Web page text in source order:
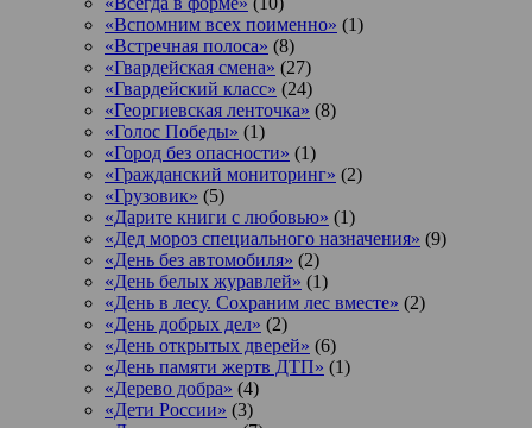
«Вспомним всех поименно» (1)
«Встречная полоса» (8)
«Гвардейская смена» (27)
«Гвардейский класс» (24)
«Георгиевская ленточка» (8)
«Голос Победы» (1)
«Город без опасности» (1)
«Гражданский мониторинг» (2)
«Грузовик» (5)
«Дарите книги с любовью» (1)
«Дед мороз специального назначения» (9)
«День без автомобиля» (2)
«День белых журавлей» (1)
«День в лесу. Сохраним лес вместе» (2)
«День добрых дел» (2)
«День открытых дверей» (6)
«День памяти жертв ДТП» (1)
«Дерево добра» (4)
«Дети России» (3)